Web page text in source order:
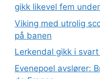
gikk likevel fem
Viking med utrolig
på banen
Lerkendal gikk i
Evenepoel avslører: